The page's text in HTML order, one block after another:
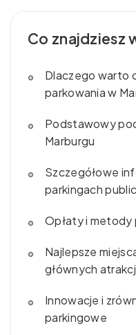
Co znajdziesz
Dlaczego warto
parkowania w
Podstawowy
Marburgu
Szczegółowe
parkingach
Opłaty i metody
Najlepsze
głównych
Innowacje i
parkingowe